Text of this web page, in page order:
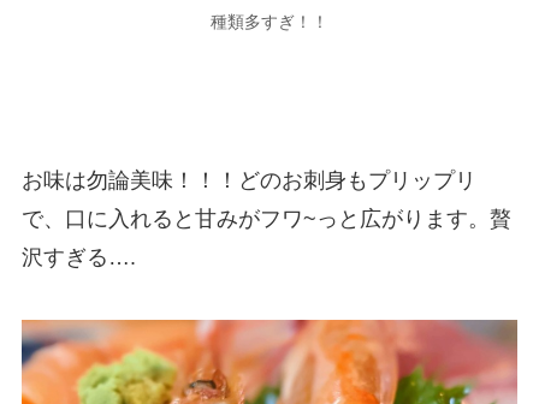
種類多すぎ！！
お味は勿論美味！！！どのお刺身もプリップリ
で、口に入れると甘みがフワ~っと広がります。贅
沢すぎる….